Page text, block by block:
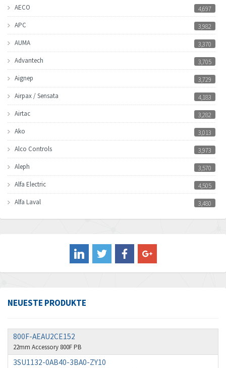
AECO
4,697
APC
3,982
AUMA
3,370
Advantech
3,705
Aignep
3,729
Airpax / Sensata
4,183
Airtac
3,282
Ako
3,013
Alco Controls
3,973
Aleph
3,570
Alfa Electric
4,505
Alfa Laval
3,480
Allen Bradley
4,904
Amphenol
4,090
Amplicon Liveline
Anybus
3,884
Asco Numatics
Atos
NEUESTE PRODUKTE
800F-AEAU2CE152
22mm Accessory 800F PB
3SU1132-0AB40-3BA0-ZY10